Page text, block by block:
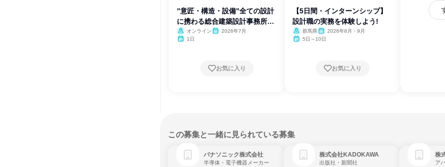
”意匠・構造・設備”全ての設計
に携わる総合建築設計事務所と
は
オンライン
2026年7月
1日
お気に入り
【5日間・インターンシップ】
設計職の実務を体験しよう!
群馬県
2026年8月・9月
5日～10日
お気に入り
この募集と一緒に見られている募集
パナソニック株式会社
半導体・電子機器メーカー
株式会社KADOKAWA
出版社・新聞社
株